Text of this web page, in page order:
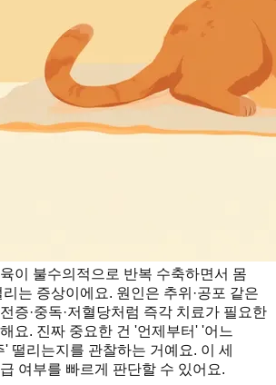
이 불수의적으로 반복 수축하면서 몸
는 증상이에요. 원인은 추위·공포 같은
증·중독·저혈당처럼 즉각 치료가 필요한
요. 진짜 중요한 건 '언제부터' '어느
떨리는지를 관찰하는 거예요. 이 세
여부를 빠르게 판단할 수 있어요.